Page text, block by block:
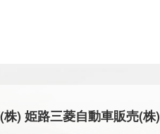
) 姫路三菱自動車販売(株)